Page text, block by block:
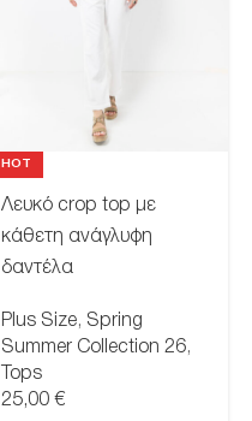
HOT
Λευκό crop top με
κάθετη ανάγλυφη
δαντέλα
Plus Size, Spring
Summer Collection 26,
Tops
25,00 €